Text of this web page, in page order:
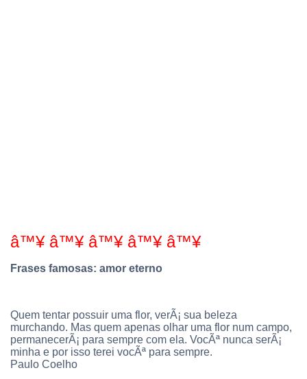
â™¥ â™¥ â™¥ â™¥ â™¥
Frases famosas: amor eterno
Quem tentar possuir uma flor, verÃ¡ sua beleza
murchando. Mas quem apenas olhar uma flor num campo,
permanecerÃ¡ para sempre com ela. VocÃª nunca serÃ¡
minha e por isso terei vocÃª para sempre.
Paulo Coelho